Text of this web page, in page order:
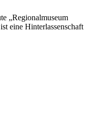
„Regionalmuseum
eine Hinterlassenschaft